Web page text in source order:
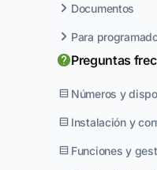
Documentos
Para
Preguntas
Números y
Instalación y
Funciones y